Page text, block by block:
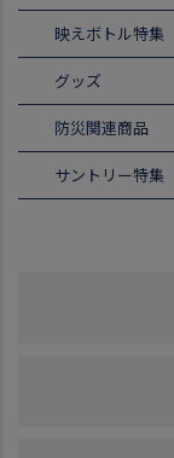
映えボトル特集
グッズ
防災関連商品
サントリー特集